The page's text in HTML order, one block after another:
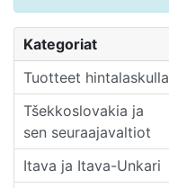
Kategoriat
Tuotteet hintalaskulla
Tšekkoslovakia ja
sen seuraajavaltiot
Itava ja Itava-Unkari